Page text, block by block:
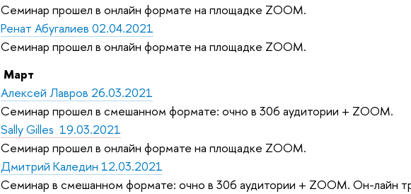
Семинар прошел в онлайн формате на площадке ZOOM.
Ренат Абугалиев 02.04.2021
Семинар прошел в онлайн формате на площадке ZOOM.
Март
Алексей Лавров 26.03.2021
Семинар прошел в смешанном формате: очно в 306 аудитории + ZOOM.
Sally Gilles 19.03.2021
Семинар прошел в онлайн формате на площадке ZOOM.
Дмитрий Каледин 12.03.2021
Семинар в смешанном формате: очно в 306 аудитории + ZOOM. Он-лайн